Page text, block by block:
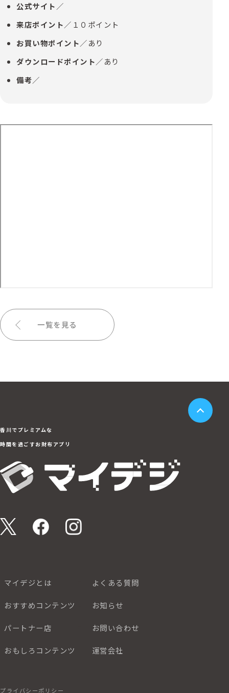
公式サイト／
来店ポイント／１０ポイント
お買い物ポイント／あり
ダウンロードポイント／あり
備考／
一覧を見る
香川でプレミアムな
時間を過ごすお財布アプリ
マイデジとは よくある質問
おすすめコンテンツ お知らせ
パートナー店 お問い合わせ
おもしろコンテンツ 運営会社
プライバシーポリシー